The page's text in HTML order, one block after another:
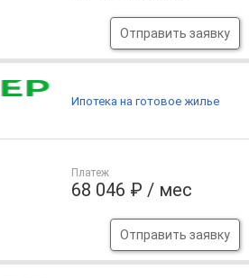
Отправить заявку
Платеж
68 046 ₽ / мес
Отправить заявку
Ипотека на готовое жилье